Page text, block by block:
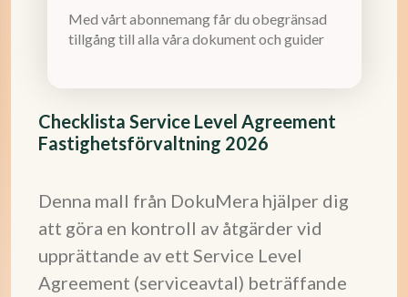
Checklista Service Level Agreement
Fastighetsförvaltning 2026
Denna mall från DokuMera hjälper dig
att göra en kontroll av åtgärder vid
upprättande av ett Service Level
Agreement (serviceavtal) beträffande
Med vårt abonnemang får du obegränsad
tillgång till alla våra dokument och guider